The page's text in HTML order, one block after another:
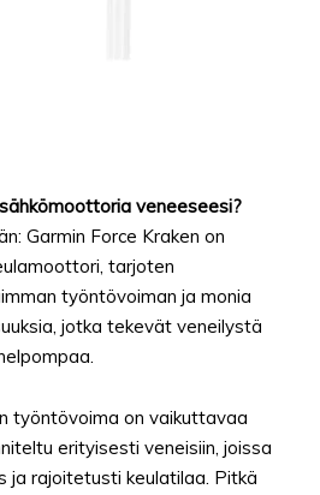
veneeseesi?
Garmin Force Kraken on
tarjoten
työntövoiman ja monia
jotka tekevät veneilystä
työntövoima on vaikuttavaa
erityisesti veneisiin, joissa
ja rajoitetusti keulatilaa. Pitkä